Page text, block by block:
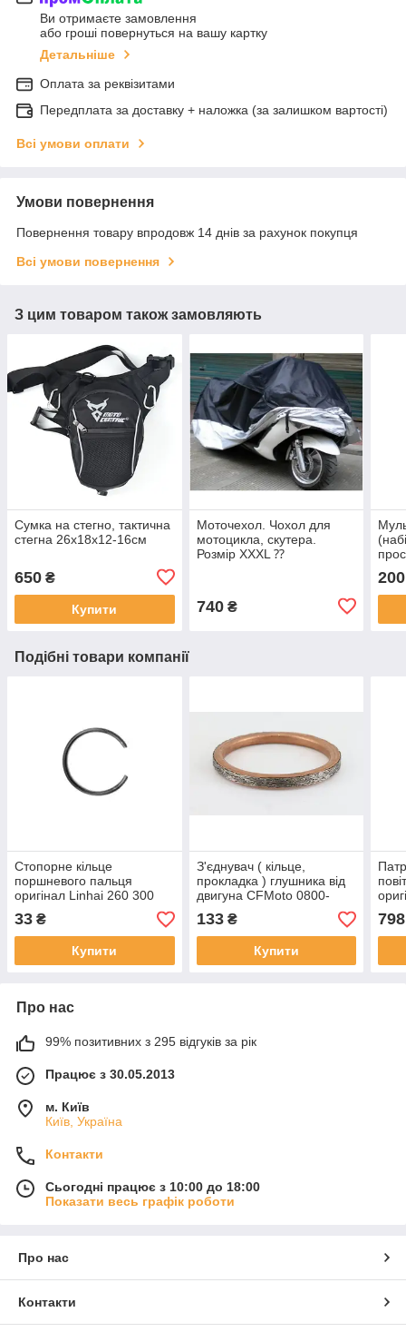
Ви отримаєте замовлення
або гроші повернуться на вашу картку
Детальніше
Оплата за реквізитами
Передплата за доставку + наложка (за залишком вартості)
Всі умови оплати
Умови повернення
Повернення товару впродовж 14 днів за рахунок покупця
Всі умови повернення
З цим товаром також замовляють
Сумка на стегно, тактична
стегна 26х18х12-16см
650 ₴
Купити
Моточехол. Чохол для
мотоцикла, скутера.
Розмір XXXL ⁇
740₴
200
Подібні товари компанії
Стопорне кільце
поршневого пальця
оригінал Linhai 260 300
22508
33 ₴
Купити
З'єднувач ( кільце,
прокладка ) глушника від
двигуна CFMoto 0800-
022300
133₴
Купити
EFI
798
Про нас
99% позитивних з 295 відгуків за рік
Працює з 30.05.2013
м. Київ
Київ, Україна
Контакти
Сьогодні працює з 10:00 до 18:00
Показати весь графік роботи
Про нас
Контакти